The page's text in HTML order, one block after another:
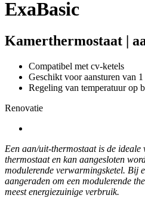
ExaBasic
Kamerthermostaat |
Compatibel met cv-ketels
Geschikt voor aansturen van
Regeling van temperatuur op
Renovatie
Een aan/uit-thermostaat is de
thermostaat en kan aangesloten
modulerende verwarmingsketel. Bij
aangeraden om een modulerende
meest energiezuinige verbruik.